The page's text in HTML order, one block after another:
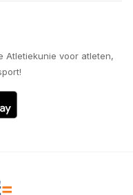
Atletiekunie voor atleten,